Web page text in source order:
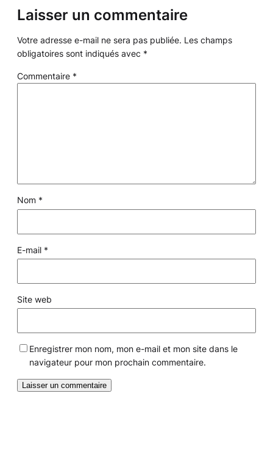
Laisser un commentaire
Votre adresse e-mail ne sera pas publiée. Les champs
obligatoires sont indiqués avec *
Commentaire *
Nom *
E-mail *
Site web
Enregistrer mon nom, mon e-mail et mon site dans le
navigateur pour mon prochain commentaire.